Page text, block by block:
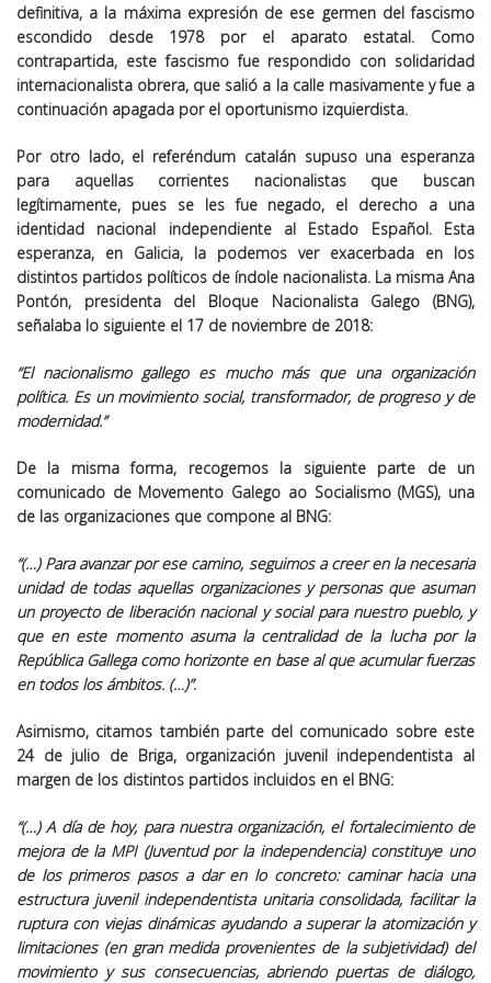
definitiva, a la máxima expresión de ese germen del fascismo
escondido desde 1978 por el aparato estatal. Como
contrapartida, este fascismo fue respondido con solidaridad
internacionalista obrera, que salió a la calle masivamente y fue a
continuación apagada por el oportunismo izquierdista.
Por otro lado, el referéndum catalán supuso una esperanza
para aquellas corrientes nacionalistas que buscan
legítimamente, pues se les fue negado, el derecho a una
identidad nacional independiente al Estado Español. Esta
esperanza, en Galicia, la podemos ver exacerbada en los
distintos partidos políticos de índole nacionalista. La misma Ana
Pontón, presidenta del Bloque Nacionalista Galego (BNG),
señalaba lo siguiente el 17 de noviembre de 2018:
“El nacionalismo gallego es mucho más que una organización
política. Es un movimiento social, transformador, de progreso y de
modernidad.”
De la misma forma, recogemos la siguiente parte de un
comunicado de Movemento Galego ao Socialismo (MGS), una
de las organizaciones que compone al BNG:
“(…) Para avanzar por ese camino, seguimos a creer en la necesaria
unidad de todas aquellas organizaciones y personas que asuman
un proyecto de liberación nacional y social para nuestro pueblo, y
que en este momento asuma la centralidad de la lucha por la
República Gallega como horizonte en base al que acumular fuerzas
en todos los ámbitos. (…)”.
Asimismo, citamos también parte del comunicado sobre este
24 de julio de Briga, organización juvenil independentista al
margen de los distintos partidos incluidos en el BNG:
“(…) A día de hoy, para nuestra organización, el fortalecimiento de
mejora de la MPI (Juventud por la independencia) constituye uno
de los primeros pasos a dar en lo concreto: caminar hacia una
estructura juvenil independentista unitaria consolidada, facilitar la
ruptura con viejas dinámicas ayudando a superar la atomización y
limitaciones (en gran medida provenientes de la subjetividad) del
movimiento y sus consecuencias, abriendo puertas de diálogo,